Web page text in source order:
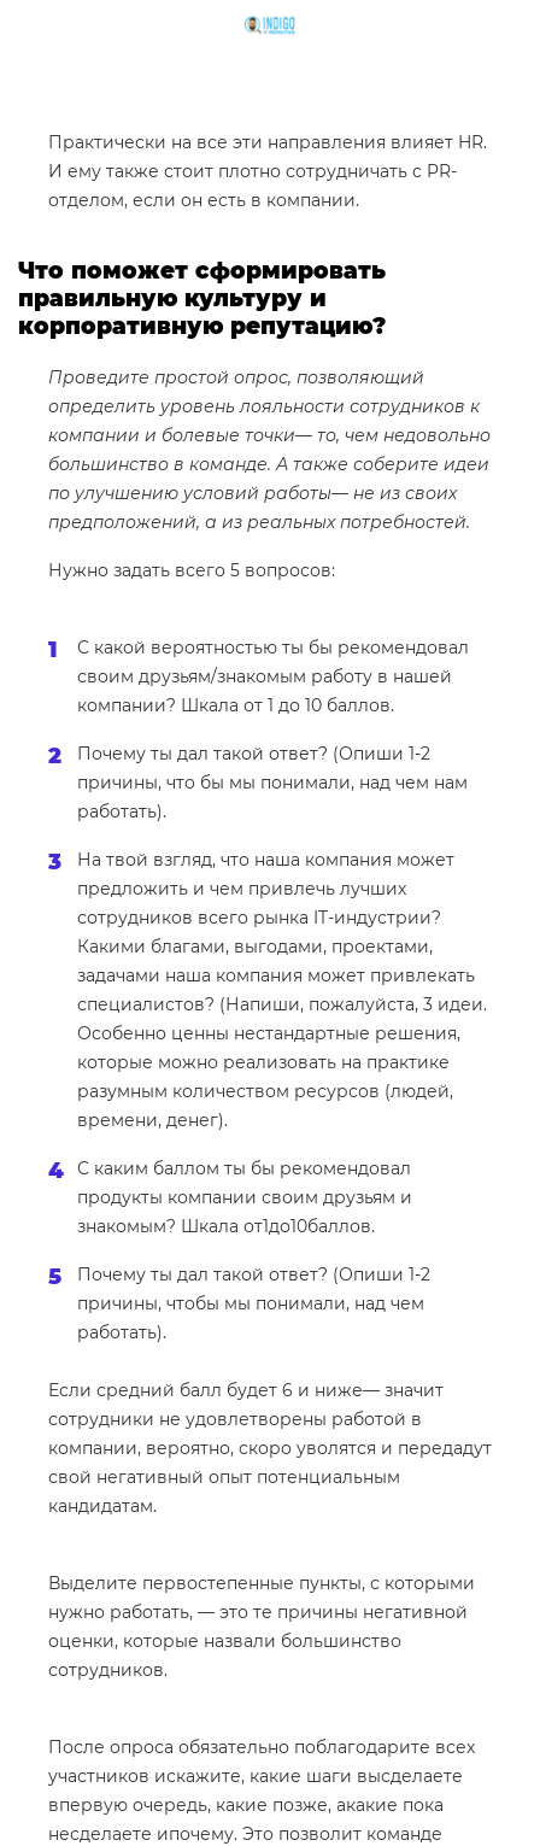
Практически на все эти направления влияет HR.
И ему также стоит плотно сотрудничать с PR-
отделом, если он есть в компании.
Что поможет сформировать
правильную культуру и
корпоративную репутацию?
Проведите простой опрос, позволяющий
определить уровень лояльности сотрудников к
компании и болевые точки— то, чем недовольно
большинство в команде. А также соберите идеи
по улучшению условий работы— не из своих
предположений, а из реальных потребностей.
Нужно задать всего 5 вопросов:
С какой вероятностью ты бы рекомендовал
своим друзьям/знакомым работу в нашей
компании? Шкала от 1 до 10 баллов.
Почему ты дал такой ответ? (Опиши 1-2
причины, что бы мы понимали, над чем нам
работать).
На твой взгляд, что наша компания может
предложить и чем привлечь лучших
сотрудников всего рынка IT-индустрии?
Какими благами, выгодами, проектами,
задачами наша компания может привлекать
специалистов? (Напиши, пожалуйста, 3 идеи.
Особенно ценны нестандартные решения,
которые можно реализовать на практике
разумным количеством ресурсов (людей,
времени, денег).
С каким баллом ты бы рекомендовал
продукты компании своим друзьям и
знакомым? Шкала от1до10баллов.
Почему ты дал такой ответ? (Опиши 1-2
причины, чтобы мы понимали, над чем
работать).
Если средний балл будет 6 и ниже— значит
сотрудники не удовлетворены работой в
компании, вероятно, скоро уволятся и передадут
свой негативный опыт потенциальным
кандидатам.
Выделите первостепенные пункты, с которыми
нужно работать, — это те причины негативной
оценки, которые назвали большинство
сотрудников.
После опроса обязательно поблагодарите всех
участников искажите, какие шаги высделаете
впервую очередь, какие позже, акакие пока
несделаете ипочему. Это позволит команде